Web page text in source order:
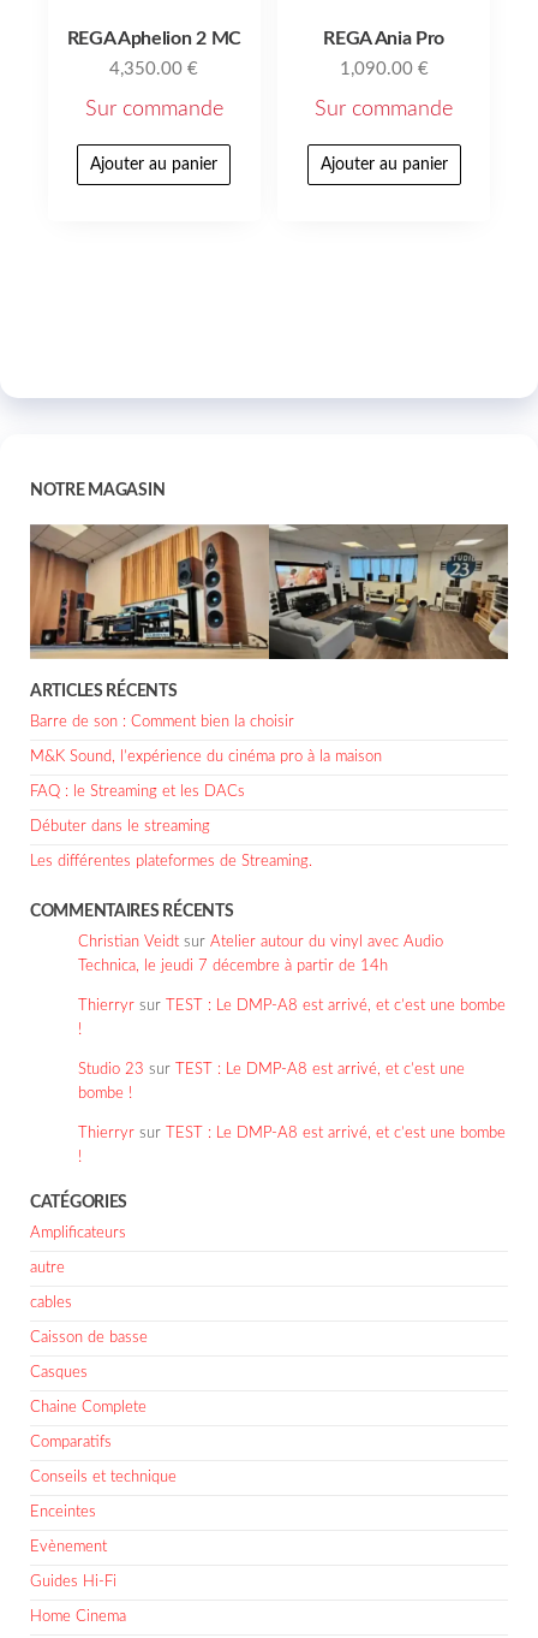
REGA Aphelion 2 MC
4,350.00€
Sur commande
Ajouter au panier
REGA Ania Pro
1,090.00 €
Sur commande
Ajouter au panier
NOTRE MAGASIN
ARTICLES RÉCENTS
Barre de son : Comment bien la choisir
M&K Sound, l’expérience du cinéma pro à la maison
FAQ : le Streaming et les DACs
Débuter dans le streaming
Les différentes plateformes de Streaming.
COMMENTAIRES RÉCENTS
Christian Veidt sur Atelier autour du vinyl avec Audio
Technica, le jeudi 7 décembre à partir de 14h
Thierryr sur
TEST : Le DMP-A8 est arrivé, et c’est une bombe
!
Studio 23 sur
TEST : Le DMP-A8 est arrivé, et c’est une
bombe !
Thierryr sur
TEST : Le DMP-A8 est arrivé, et c’est une bombe
!
CATÉGORIES
Amplificateurs
autre
cables
Caisson de basse
Casques
Chaine Complete
Comparatifs
Conseils et technique
Enceintes
Evènement
Guides Hi-Fi
Home Cinema